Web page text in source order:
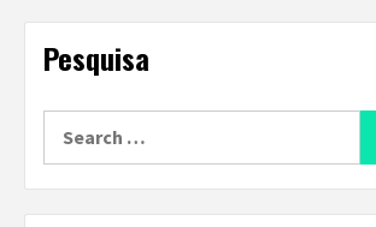
Pesquisa